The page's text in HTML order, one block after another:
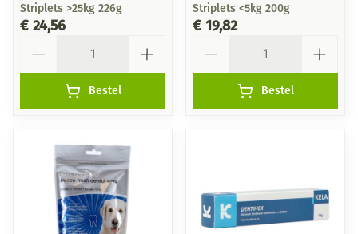
Striplets >25kg 226g
€ 24,56
Bestel
Striplets <5kg 200g
€ 19,82
Bestel